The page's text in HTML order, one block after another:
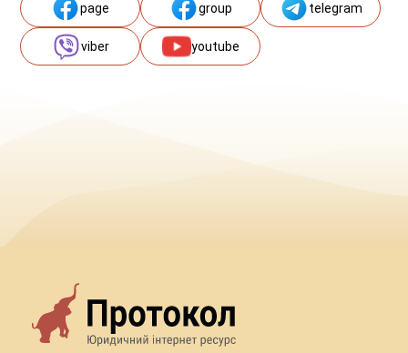
page group telegram
viber youtube